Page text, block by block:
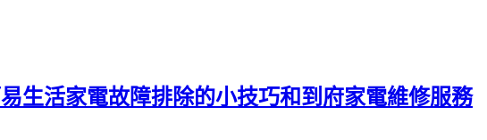
生活家電故障排除的小技巧和到府家電維修服務